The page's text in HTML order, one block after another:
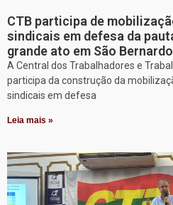
CTB participa de
sindicais em defesa da
grande ato em São
A Central dos Trabalhadores e
participa da construção da
sindicais em defesa
Leia mais »